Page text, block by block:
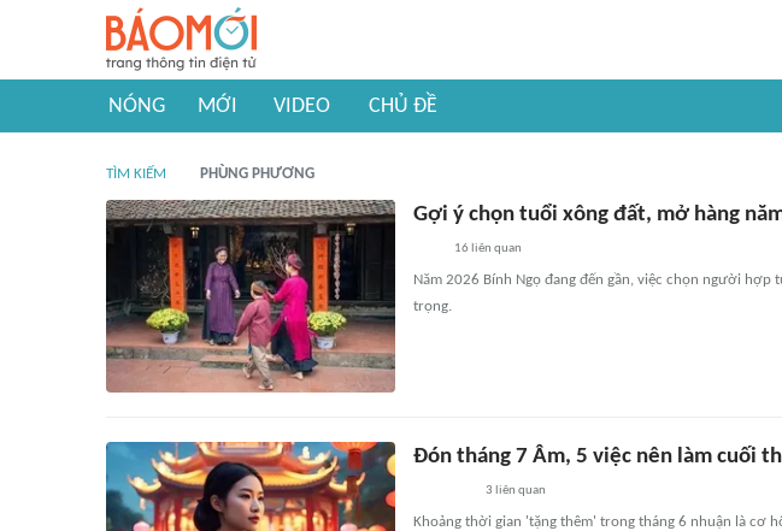
NÓNG MỚI VIDEO CHỦ ĐỀ
TÌM KIẾM PHÙNG PHƯƠNG
Gợi ý chọn tuổi xông đất, mở hàng
16 liên quan
Năm 2026 Bính Ngọ đang đến gần, việc chọn người
trọng.
Đón tháng 7 Âm, 5 việc nên làm cuối
3 liên quan
Khoảng thời gian 'tặng thêm' trong tháng 6 nhuận là cơ